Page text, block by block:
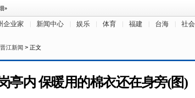
企业家 新闻中心 娱乐 体育 福建 台海 社会
晋江新闻 > 正文
亭内 保暖用的棉衣还在身旁(图)